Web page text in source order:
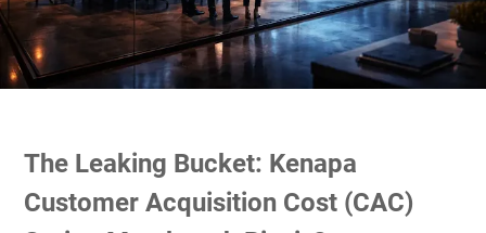
The Leaking Bucket: Kenapa
Customer Acquisition Cost (CAC)